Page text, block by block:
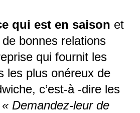
qui est en saison et
bonnes relations
qui fournit les
les plus onéreux de
c’est-à -dire les
« Demandez-leur de